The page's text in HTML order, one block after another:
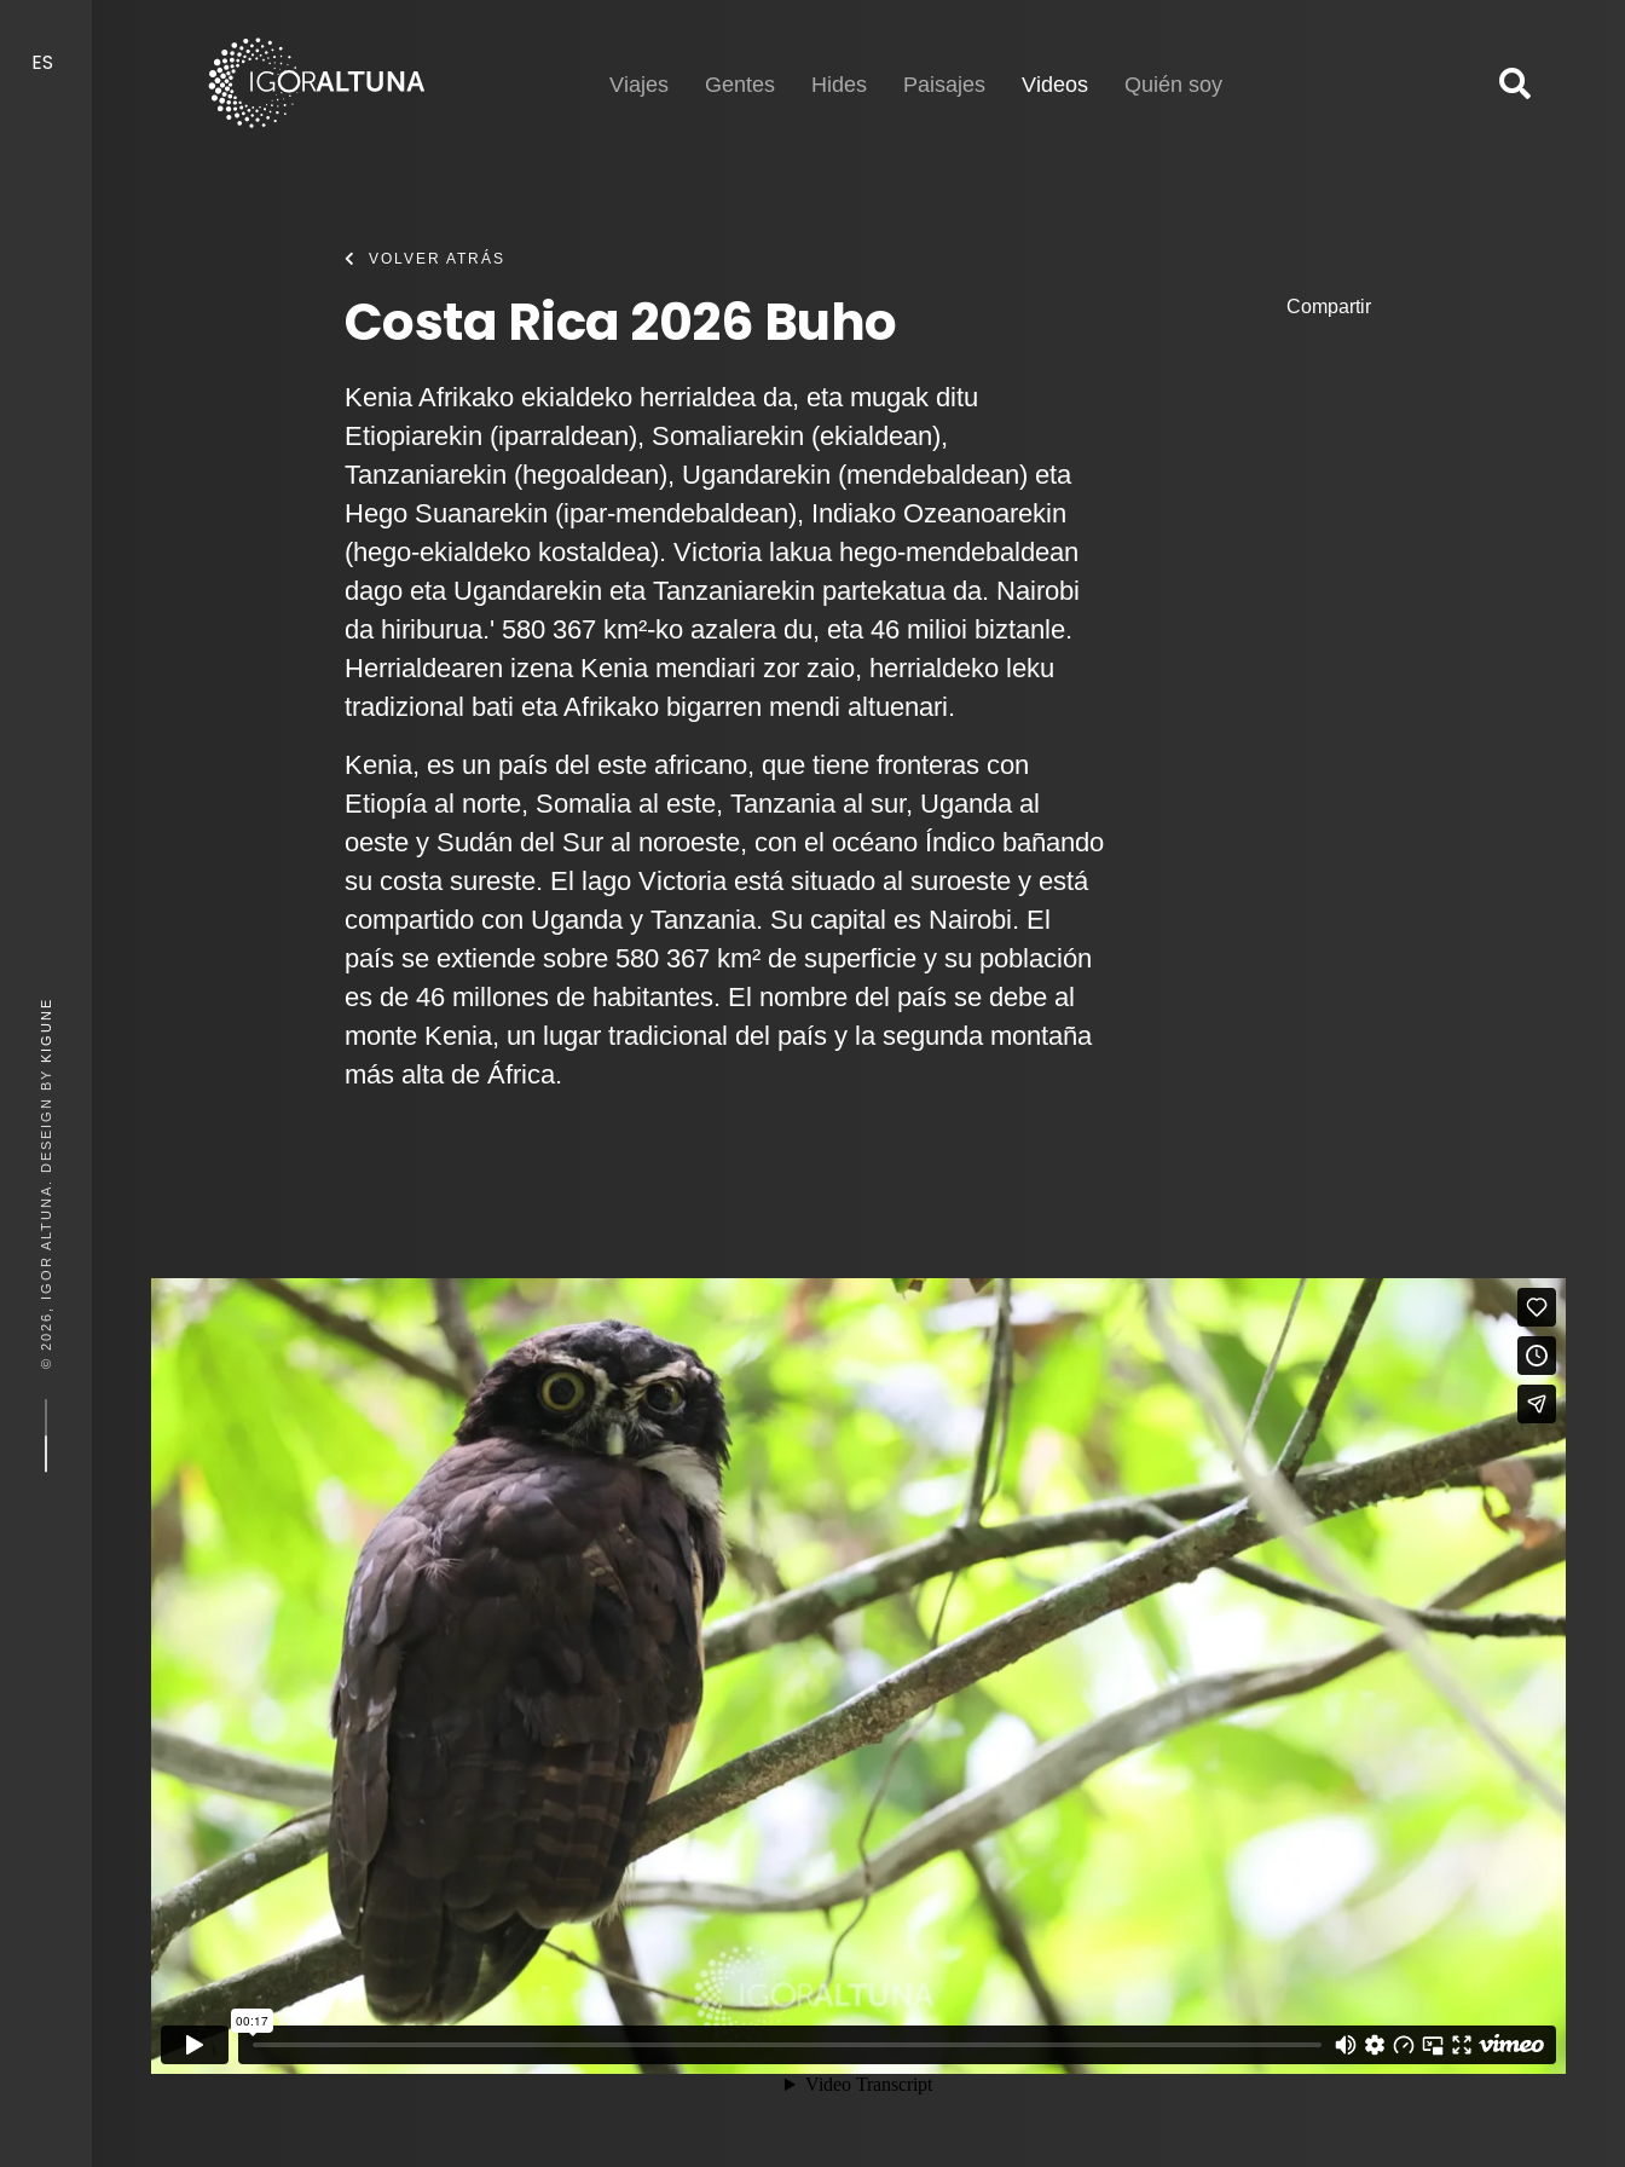
ES
© 2026, IGOR ALTUNA. DESEIGN BY
KIGUNE
Inicio
Viajes Gentes Hides Paisajes Videos(current)Quién soy
VOLVER ATRÁS
Costa Rica 2026 Buho
Kenia Afrikako ekialdeko herrialdea da, eta mugak ditu
Etiopiarekin (iparraldean), Somaliarekin (ekialdean),
Tanzaniarekin (hegoaldean), Ugandarekin (mendebaldean) eta
Hego Suanarekin (ipar-mendebaldean), Indiako Ozeanoarekin
(hego-ekialdeko kostaldea). Victoria lakua hego-mendebaldean
dago eta Ugandarekin eta Tanzaniarekin partekatua da. Nairobi
da hiriburua.' 580 367 km²-ko azalera du, eta 46 milioi biztanle.
Herrialdearen izena Kenia mendiari zor zaio, herrialdeko leku
tradizional bati eta Afrikako bigarren mendi altuenari.
Kenia, es un país del este africano, que tiene fronteras con
Etiopía al norte, Somalia al este, Tanzania al sur, Uganda al
oeste y Sudán del Sur al noroeste, con el océano Índico bañando
su costa sureste. El lago Victoria está situado al suroeste y está
compartido con Uganda y Tanzania. Su capital es Nairobi. El
país se extiende sobre 580 367 km² de superficie y su población
es de 46 millones de habitantes. El nombre del país se debe al
monte Kenia, un lugar tradicional del país y la segunda montaña
más alta de África.
Compartir